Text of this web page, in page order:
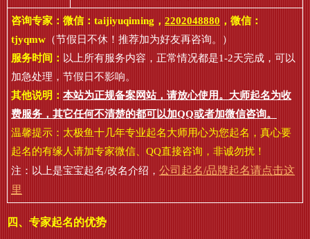
咨询专家：微信： taijiyuqiming ， 2202048880 ，微信：
tjyqmw （节假日不休！推荐加为好友再咨询。）
服务时间： 以上所有服务内容，正常情况都是1-2天完成，可以
加急处理，节假日不影响。
其他说明： 本站为正规备案网站，请放心使用。大师起名为收
费服务，其它任何不清楚的都可以加QQ或者加微信咨询。
温馨提示：太极鱼十几年专业起名大师用心为您起名，真心要
起名的有缘人请加专家微信、QQ直接咨询，非诚勿扰！
注：以上是宝宝起名/改名介绍， 公司起名/品牌起名请点击这
里
四、专家起名的优势